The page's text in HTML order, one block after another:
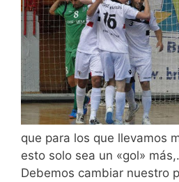
que para los que llevamos
esto solo sea un «gol»
Debemos cambiar nuestro